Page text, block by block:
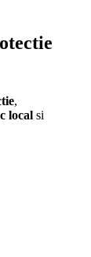
,
local si